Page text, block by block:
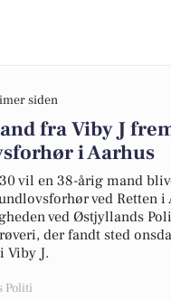
siden
fra Viby J
i Aarhus
vil en 38-årig mand
ved Retten i
ved Østjyllands
der fandt sted
Viby J.
Politi